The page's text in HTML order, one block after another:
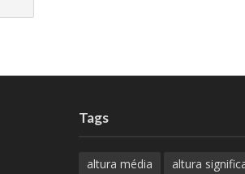
Tags
altura média
altura